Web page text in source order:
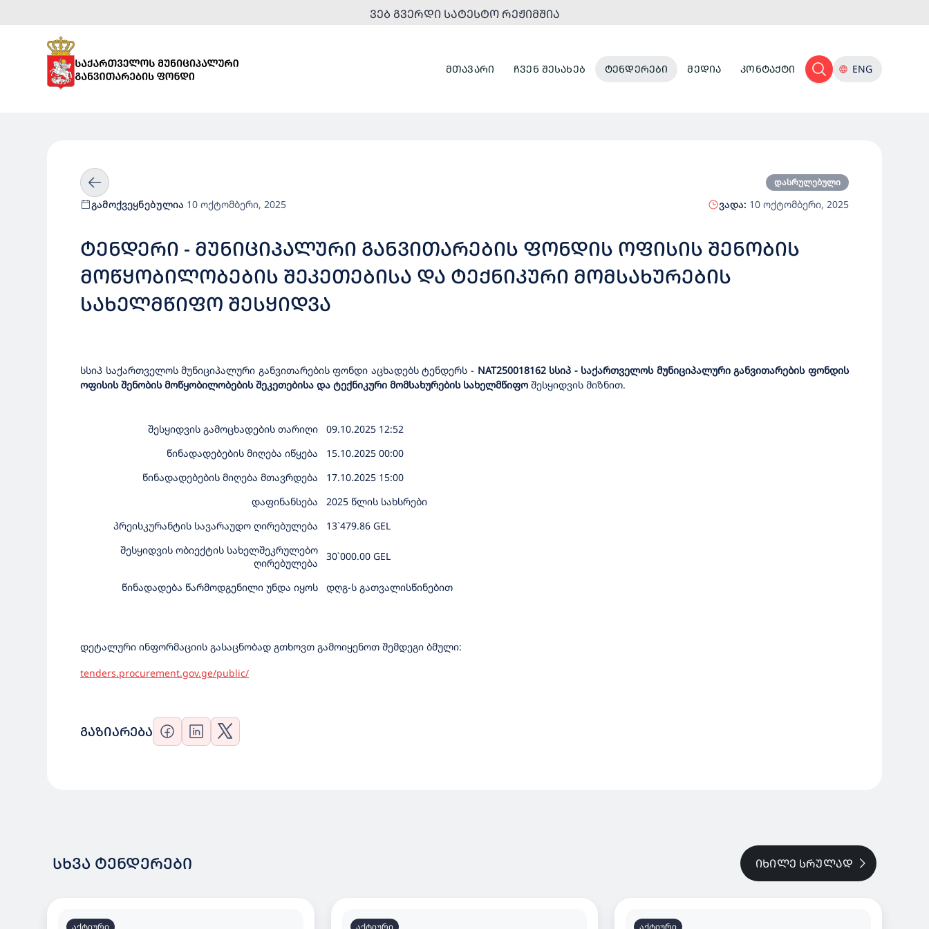
ᲕᲔᲑ ᲒᲕᲔᲠᲓᲘ ᲡᲐᲢᲔᲡᲢᲝ ᲠᲔᲟᲘᲛᲨᲘᲐ
ᲛᲗᲐᲕᲐᲠᲘ ᲩᲕᲔᲜ ᲨᲔᲡᲐᲮᲔᲑ ᲢᲔᲜᲓᲔᲠᲔᲑᲘ ᲛᲔᲓᲘᲐ ᲙᲝᲜᲢᲐᲥᲢᲘ ENG
დასრულებული
გამოქვეყნებულია 10 ოქტომბერი, 2025 ვადა: 10 ოქტომბერი, 2025
ᲢᲔᲜᲓᲔᲠᲘ - ᲛᲣᲜᲘᲪᲘᲞᲐᲚᲣᲠᲘ ᲒᲐᲜᲕᲘᲗᲐᲠᲔᲑᲘᲡ ᲤᲝᲜᲓᲘᲡ ᲝᲤᲘᲡᲘᲡ ᲨᲔᲜᲝᲑᲘᲡ
ᲛᲝᲬᲧᲝᲑᲘᲚᲝᲑᲔᲑᲘᲡ ᲨᲔᲙᲔᲗᲔᲑᲘᲡᲐ ᲓᲐ ᲢᲔᲥᲜᲘᲙᲣᲠᲘ ᲛᲝᲛᲡᲐᲮᲣᲠᲔᲑᲘᲡ
ᲡᲐᲮᲔᲚᲛᲬᲘᲤᲝ ᲨᲔᲡᲧᲘᲓᲕᲐ
სსიპ საქართველოს მუნიციპალური განვითარების ფონდი აცხადებს ტენდერს - NAT250018162 სსიპ - საქართველოს მუნიციპალური განვითარების ფონდის
ოფისის შენობის მოწყობილობების შეკეთებისა და ტექნიკური მომსახურების სახელმწიფო შესყიდვის მიზნით.
შესყიდვის გამოცხადების თარიღი
09.10.2025 12:52
წინადადებების მიღება იწყება
15.10.2025 00:00
წინადადებების მიღება მთავრდება
17.10.2025 15:00
დაფინანსება
2025 წლის სახსრები
პრეისკურანტის სავარაუდო ღირებულება
13`479.86 GEL
შესყიდვის ობიექტის სახელშეკრულებო
ღირებულება
30`000.00 GEL
წინადადება წარმოდგენილი უნდა იყოს დღგ-ს გათვალისწინებით
დეტალური ინფორმაციის გასაცნობად გთხოვთ გამოიყენოთ შემდეგი ბმული:
tenders.procurement.gov.ge/public/
ᲒᲐᲖᲘᲐᲠᲔᲑᲐ
ᲡᲮᲕᲐ ᲢᲔᲜᲓᲔᲠᲔᲑᲘ ᲘᲮᲘᲚᲔ ᲡᲠᲣᲚᲐᲓ
აქტიური აქტიური აქტიური